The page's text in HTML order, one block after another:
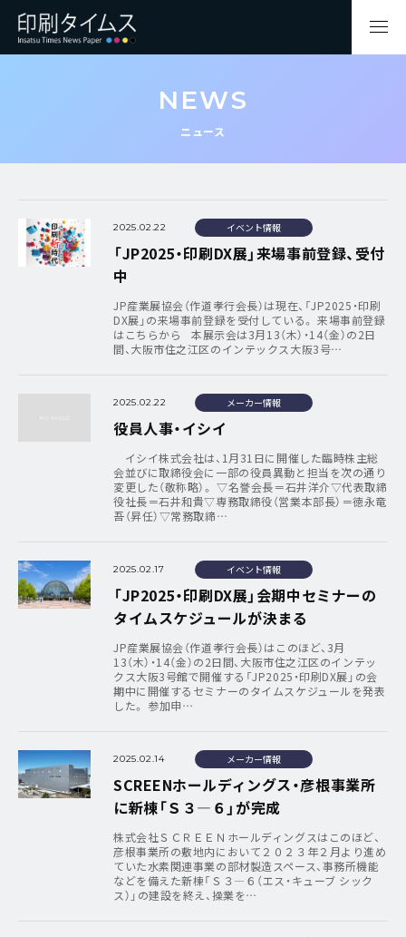
NEWS
ニュース
2025.02.22 イベント情報
「JP2025・印刷DX展」来場事前登録、受付
中
JP産業展協会（作道孝行会長）は現在、「JP2025・印刷
DX展」の来場事前登録を受付している。 来場事前登録
はこちらから 本展示会は3月13（木）・14（金）の2日
間、大阪市住之江区のインテックス大阪3号…
2025.02.22 メーカー情報
役員人事・イシイ
イシイ株式会社は、1月31日に開催した臨時株主総
会並びに取締役会に一部の役員異動と担当を次の通り
変更した（敬称略）。 ▽名誉会長＝石井洋介▽代表取締
役社長＝石井和貴▽専務取締役（営業本部長）＝徳永竜
吾（昇任）▽常務取締…
2025.02.17 イベント情報
「JP2025・印刷DX展」会期中セミナーの
タイムスケジュールが決まる
JP産業展協会（作道孝行会長）はこのほど、3月
13（木）・14（金）の2日間、大阪市住之江区のインテッ
クス大阪3号館で開催する「JP2025・印刷DX展」の会
期中に開催するセミナーのタイムスケジュールを発表
した。 参加申…
2025.02.14 メーカー情報
SCREENホールディングス・彦根事業所
に新棟「Ｓ３―６」が完成
株式会社ＳＣＲＥＥＮホールディングスはこのほど、
彦根事業所の敷地内において２０２３年２月より進め
ていた水素関連事業の部材製造スペース、事務所機能
などを備えた新棟「Ｓ３―６（エス・キューブ シック
ス）」の建設を終え、操業を…